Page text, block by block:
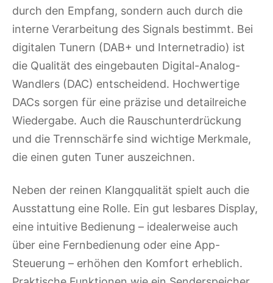
durch den Empfang, sondern auch durch die
interne Verarbeitung des Signals bestimmt. Bei
digitalen Tunern (DAB+ und Internetradio) ist
die Qualität des eingebauten Digital-Analog-
Wandlers (DAC) entscheidend. Hochwertige
DACs sorgen für eine präzise und detailreiche
Wiedergabe. Auch die Rauschunterdrückung
und die Trennschärfe sind wichtige Merkmale,
die einen guten Tuner auszeichnen.
Neben der reinen Klangqualität spielt auch die
Ausstattung eine Rolle. Ein gut lesbares Display,
eine intuitive Bedienung – idealerweise auch
über eine Fernbedienung oder eine App-
Steuerung – erhöhen den Komfort erheblich.